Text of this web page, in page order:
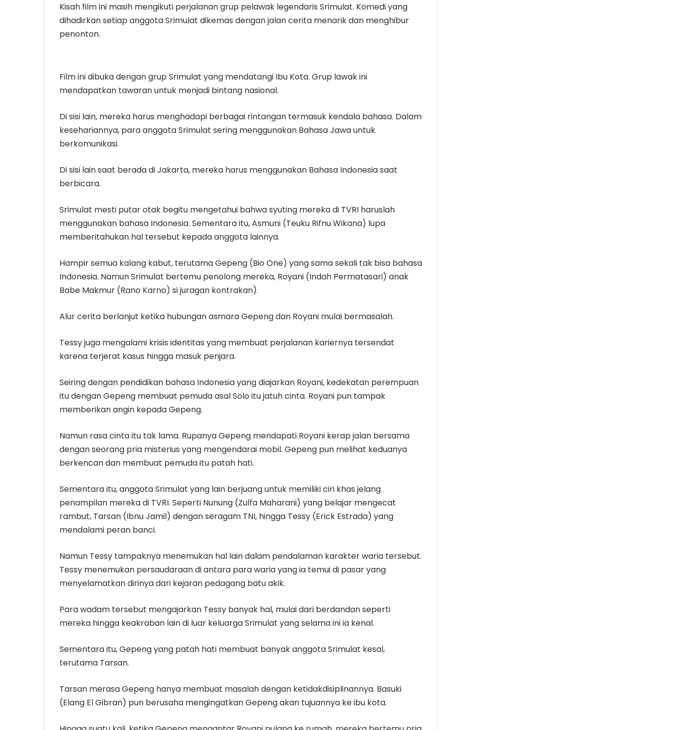
Kisah film ini masih mengikuti perjalanan grup pelawak legendaris Srimulat. Komedi yang
dihadirkan setiap anggota Srimulat dikemas dengan jalan cerita menarik dan menghibur
penonton.
Film ini dibuka dengan grup Srimulat yang mendatangi Ibu Kota. Grup lawak ini
mendapatkan tawaran untuk menjadi bintang nasional.
Di sisi lain, mereka harus menghadapi berbagai rintangan termasuk kendala bahasa. Dalam
kesehariannya, para anggota Srimulat sering menggunakan Bahasa Jawa untuk
berkomunikasi.
Di sisi lain saat berada di Jakarta, mereka harus menggunakan Bahasa Indonesia saat
berbicara.
Srimulat mesti putar otak begitu mengetahui bahwa syuting mereka di TVRI haruslah
menggunakan bahasa Indonesia. Sementara itu, Asmuni (Teuku Rifnu Wikana) lupa
memberitahukan hal tersebut kepada anggota lainnya.
Hampir semua kalang kabut, terutama Gepeng (Bio One) yang sama sekali tak bisa bahasa
Indonesia. Namun Srimulat bertemu penolong mereka, Royani (Indah Permatasari) anak
Babe Makmur (Rano Karno) si juragan kontrakan).
Alur cerita berlanjut ketika hubungan asmara Gepeng dan Royani mulai bermasalah.
Tessy juga mengalami krisis identitas yang membuat perjalanan kariernya tersendat
karena terjerat kasus hingga masuk penjara.
Seiring dengan pendidikan bahasa Indonesia yang diajarkan Royani, kedekatan perempuan
itu dengan Gepeng membuat pemuda asal Solo itu jatuh cinta. Royani pun tampak
memberikan angin kepada Gepeng.
Namun rasa cinta itu tak lama. Rupanya Gepeng mendapati Royani kerap jalan bersama
dengan seorang pria misterius yang mengendarai mobil. Gepeng pun melihat keduanya
berkencan dan membuat pemuda itu patah hati.
Sementara itu, anggota Srimulat yang lain berjuang untuk memiliki ciri khas jelang
penampilan mereka di TVRI. Seperti Nunung (Zulfa Maharani) yang belajar mengecat
rambut, Tarsan (Ibnu Jamil) dengan seragam TNI, hingga Tessy (Erick Estrada) yang
mendalami peran banci.
Namun Tessy tampaknya menemukan hal lain dalam pendalaman karakter waria tersebut.
Tessy menemukan persaudaraan di antara para waria yang ia temui di pasar yang
menyelamatkan dirinya dari kejaran pedagang batu akik.
Para wadam tersebut mengajarkan Tessy banyak hal, mulai dari berdandan seperti
mereka hingga keakraban lain di luar keluarga Srimulat yang selama ini ia kenal.
Sementara itu, Gepeng yang patah hati membuat banyak anggota Srimulat kesal,
terutama Tarsan.
Tarsan merasa Gepeng hanya membuat masalah dengan ketidakdisiplinannya. Basuki
(Elang El Gibran) pun berusaha mengingatkan Gepeng akan tujuannya ke ibu kota.